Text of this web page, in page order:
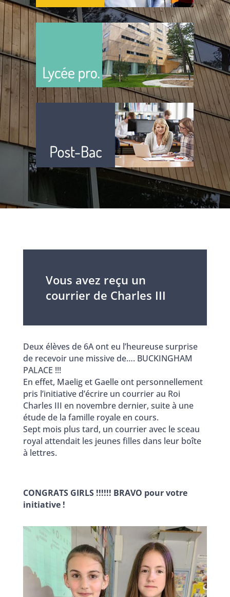
Vous avez reçu un
courrier de Charles III
Deux élèves de 6A ont eu l’heureuse surprise
de recevoir une missive de…. BUCKINGHAM
PALACE !!!
En effet, Maelig et Gaelle ont personnellement
pris l’initiative d’écrire un courrier au Roi
Charles III en novembre dernier, suite à une
étude de la famille royale en cours.
Sept mois plus tard, un courrier avec le sceau
royal attendait les jeunes filles dans leur boîte
à lettres.
CONGRATS GIRLS !!!!!! BRAVO pour votre
initiative !